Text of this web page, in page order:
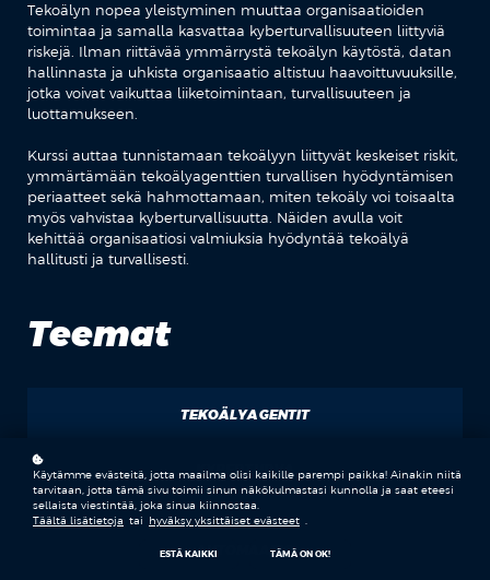
Tekoälyn nopea yleistyminen muuttaa organisaatioiden
toimintaa ja samalla kasvattaa kyberturvallisuuteen liittyviä
riskejä. Ilman riittävää ymmärrystä tekoälyn käytöstä, datan
hallinnasta ja uhkista organisaatio altistuu haavoittuvuuksille,
jotka voivat vaikuttaa liiketoimintaan, turvallisuuteen ja
luottamukseen.
Kurssi auttaa tunnistamaan tekoälyyn liittyvät keskeiset riskit,
ymmärtämään tekoälyagenttien turvallisen hyödyntämisen
periaatteet sekä hahmottamaan, miten tekoäly voi toisaalta
myös vahvistaa kyberturvallisuutta. Näiden avulla voit
kehittää organisaatiosi valmiuksia hyödyntää tekoälyä
hallitusti ja turvallisesti.
Teemat
TEKOÄLYAGENTIT
KYBERTURVA
AUTOMAATIO
Käytämme evästeitä, jotta maailma olisi kaikille parempi paikka! Ainakin niitä
tarvitaan, jotta tämä sivu toimii sinun näkökulmastasi kunnolla ja saat eteesi
sellaista viestintää, joka sinua kiinnostaa.
Täältä lisätietoja tai hyväksy yksittäiset evästeet
ESTÄ KAIKKI TÄMÄ ON OK!